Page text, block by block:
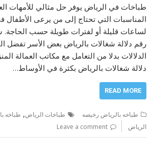
طباخات في الرياض يوفر حل مثالي للأمهات
المناسبات التي تحتاج إلى من يرعى الأطفال
لساعات قليلة أو لفترات طويلة حسب الحاجة.
رقم دلالة شغالات بالرياض بعض الأسر تفضل
الدلالات بدلا من التعامل مع مكاتب العمالة
دلالة شغالات بالرياض بكثرة في الأوساط…
READ MORE
طباخه بالرياض رخيصه طباخات الرياض, طباخه
الرياض
Leave a comment